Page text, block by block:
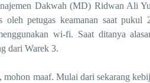
Dakwah (MD) Ridwan Ali
oleh petugas keamanan saat
wi-fi. Saat ditanya
dari Warek 3.
mohon maaf. Mulai dari sekarang